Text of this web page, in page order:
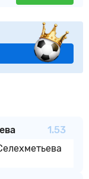
1.53